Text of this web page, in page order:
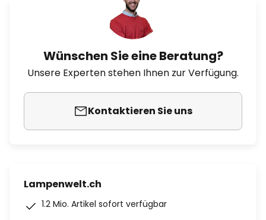
Wünschen Sie eine Beratung?
Unsere Experten stehen Ihnen zur Verfügung.
Kontaktieren Sie uns
Lampenwelt.ch
1.2 Mio. Artikel sofort verfügbar